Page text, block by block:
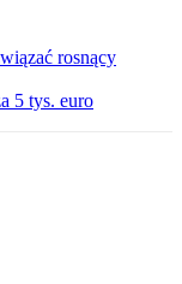
rosnący
5 tys. euro